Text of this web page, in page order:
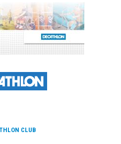
CLUB